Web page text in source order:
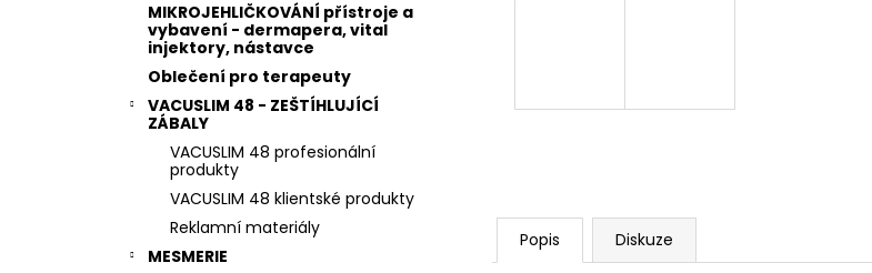
MIKROJEHLIČKOVÁNÍ přístroje a
vybavení - dermapera, vital
injektory, nástavce
Oblečení pro terapeuty
VACUSLIM 48 - ZEŠTÍHLUJÍCÍ
ZÁBALY
VACUSLIM 48 profesionální
produkty
VACUSLIM 48 klientské produkty
Reklamní materiály
MESMERIE
Popis Diskuze
STERILNÍ NÁSTAVCE PRO DERMAPERO
DERMALIGHTPEN A DERMAQUATRO 36
JEHLIČEK